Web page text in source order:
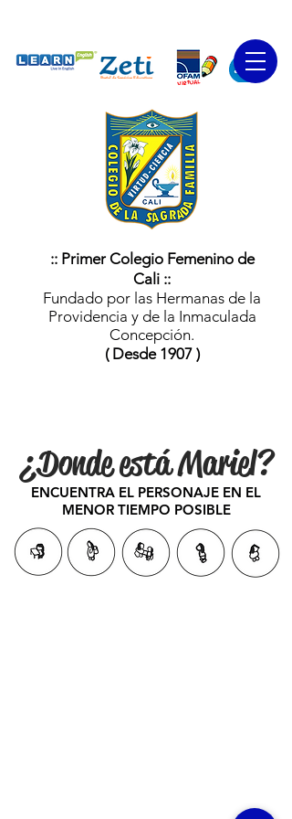
:: Primer Colegio Femenino de
Cali ::
Fundado por las Hermanas de la
Providencia y de la Inmaculada
Concepción.
( Desde 1907 )
¿Donde está Mariel?
ENCUENTRA EL PERSONAJE EN EL
MENOR TIEMPO POSIBLE